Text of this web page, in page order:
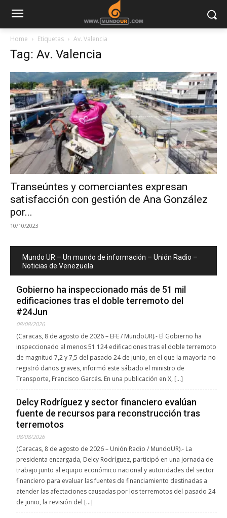
Home Etiquetas Av. Valencia
Tag: Av. Valencia
Transeúntes y comerciantes expresan
satisfacción con gestión de Ana González
por...
10/10/2023
Mundo UR – Un mundo de información – Unión Radio –
Noticias de Venezuela
Gobierno ha inspeccionado más de 51 mil
edificaciones tras el doble terremoto del
#24Jun
08/08/2026
(Caracas, 8 de agosto de 2026 – EFE / MundoUR).- El Gobierno ha
inspeccionado al menos 51.124 edificaciones tras el doble terremoto
de magnitud 7,2 y 7,5 del pasado 24 de junio, en el que la mayoría no
registró daños graves, informó este sábado el ministro de
Transporte, Francisco Garcés. En una publicación en X, […]
Delcy Rodríguez y sector financiero evalúan
fuente de recursos para reconstrucción tras
terremotos
08/08/2026
(Caracas, 8 de agosto de 2026 – Unión Radio / MundoUR).- La
presidenta encargada, Delcy Rodríguez, participó en una jornada de
trabajo junto al equipo económico nacional y autoridades del sector
financiero para evaluar las fuentes de financiamiento destinadas a
atender las afectaciones causadas por los terremotos del pasado 24
de junio, la revisión del […]